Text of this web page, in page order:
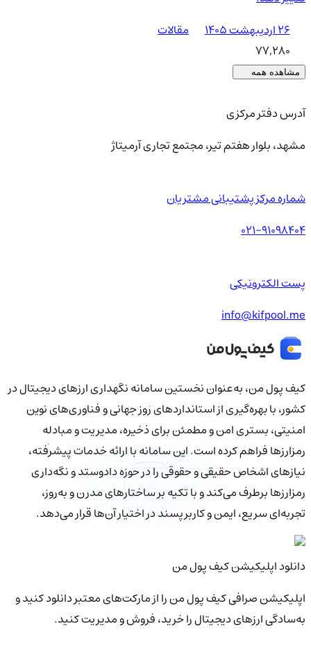
۲۶ اردیبهشت ۱۴۰۵
مقالات
77,280
مشاهده همه
آدرس دفتر مرکزی
مشهد، بلوار هفتم تیر، مجتمع تجاری آرمیتاژ
شماره مرکز پشتیبانی مشتریان
021-91098404
پست الکترونیکی
info@kifpool.me
کیف‌ پول من، به‌عنوان نخستین سامانه نگهداری ارزهای دیجیتال در
کشور، با بهره‌گیری از استانداردهای روز جهانی و فناوری‌های نوین
امنیتی، بستری امن و مطمئن برای ذخیره، مدیریت و مبادله
رمزارزها فراهم کرده است. این سامانه با ارائه خدمات پیشرفته،
نیازهای اشخاص حقیقی و حقوقی را در حوزه دادوستد و نگه‌داری
رمزارزها برطرف می‌کند و با تکیه بر ساختارهای مدرن و به‌روز،
تجربه‌ای سریع، ایمن و کاربرپسند در اختیار آن‌ها قرار می‌دهد.
دانلود اپلیکیشن کیف‌ پول من
اپلیکیشن صرافی کیف پول من را از مارکت‌های معتبر دانلود کنید و
به‌سادگی ارزهای دیجیتال را خرید، فروش و مدیریت کنید.